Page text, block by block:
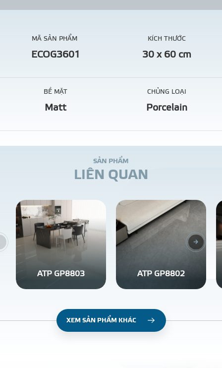
MÃ SẢN PHẨM
ECOG3601
KÍCH THƯỚC
30 x 60 cm
BỀ MẶT
Matt
CHỦNG LOẠI
Porcelain
SẢN PHẨM
LIÊN QUAN
ATP GP8803 ATP GP8802
XEM SẢN PHẨM KHÁC